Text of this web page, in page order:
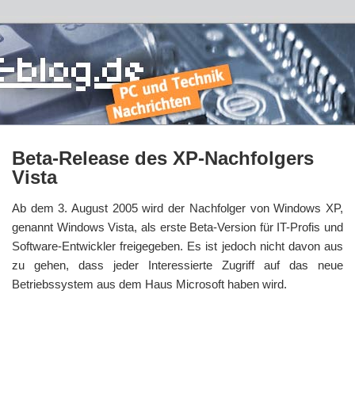
Beta-Release des XP-Nachfolgers
Vista
Ab dem 3. August 2005 wird der Nachfolger von Windows XP,
genannt Windows Vista, als erste Beta-Version für IT-Profis und
Software-Entwickler freigegeben. Es ist jedoch nicht davon aus
zu gehen, dass jeder Interessierte Zugriff auf das neue
Betriebssystem aus dem Haus Microsoft haben wird.